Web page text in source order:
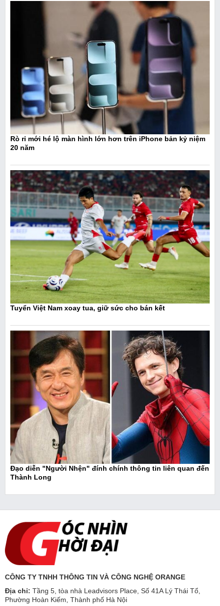
Rò rỉ mới hé lộ màn hình lớn hơn trên iPhone bản kỷ niệm
20 năm
Tuyển Việt Nam xoay tua, giữ sức cho bán kết
Đạo diễn "Người Nhện" đính chính thông tin liên quan đến
Thành Long
CÔNG TY TNHH THÔNG TIN VÀ CÔNG NGHỆ ORANGE
Địa chỉ: Tầng 5, tòa nhà Leadvisors Place, Số 41A Lý Thái Tổ,
Phường Hoàn Kiếm, Thành phố Hà Nội